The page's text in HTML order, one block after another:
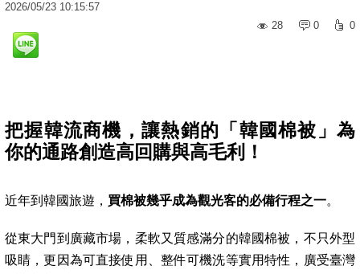
2026/05/23 10:15:57
28
0 0
把握韓流商機，讓熱銷的「韓國棉被」為
你的通路創造高回購與高毛利！
近年到韓國旅遊， 買棉被幾乎成為觀光客的必備行程之一。
從東大門到廣藏市場，柔軟又質感滿分的韓國棉被，不只外型
吸睛，更因為可直接使用、整件可機洗等實用特性，廣受臺灣